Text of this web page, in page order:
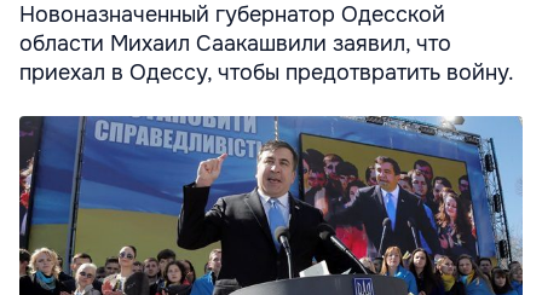
Новоназначенный губернатор Одесской
области Михаил Саакашвили заявил, что
приехал в Одессу, чтобы предотвратить войну.